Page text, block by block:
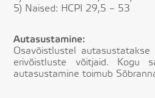
5) Naised: HCPI 29,5 – 53
Autasustamine:
Osavõistlustel
erivõistluste võitjaid. Kogu
autasustamine toimub